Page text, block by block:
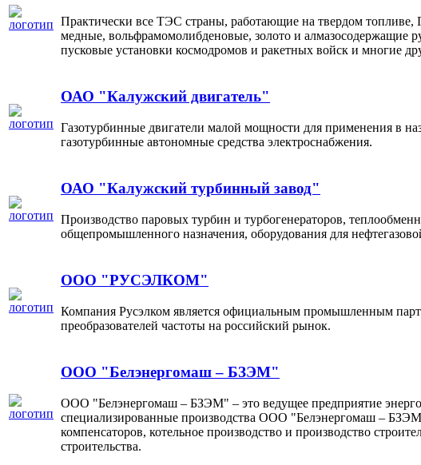
Практически все ТЭС страны, работающие на твердом
медные, вольфрамомолибденовые, золото и
пусковые установки космодромов и ракетных войск и многие
ОАО "Калужский двигатель"
Газотурбинные двигатели малой мощности для применения в
газотурбинные автономные средства электроснабжения.
ОАО "Калужский турбинный завод"
Производство паровых турбин и турбогенераторов,
общепромышленного назначения, оборудования для
ООО "РУСЭЛКОМ"
Компания Русэлком является официальным промышленным
преобразователей частоты на российский рынок.
ООО "Белэнергомаш – БЗЭМ"
ООО "Белэнергомаш – БЗЭМ" – это ведущее предприятие
специализированные производства ООО "Белэнергомаш –
компенсаторов, котельное производство и производство
строительства.